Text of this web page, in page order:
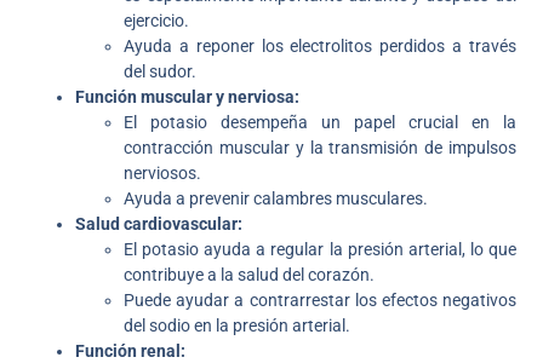
ejercicio.
Ayuda a reponer los electrolitos perdidos a través
del sudor.
Función muscular y nerviosa:
El potasio desempeña un papel crucial en la
contracción muscular y la transmisión de impulsos
nerviosos.
Ayuda a prevenir calambres musculares.
Salud cardiovascular:
El potasio ayuda a regular la presión arterial, lo que
contribuye a la salud del corazón.
Puede ayudar a contrarrestar los efectos negativos
del sodio en la presión arterial.
Función renal: